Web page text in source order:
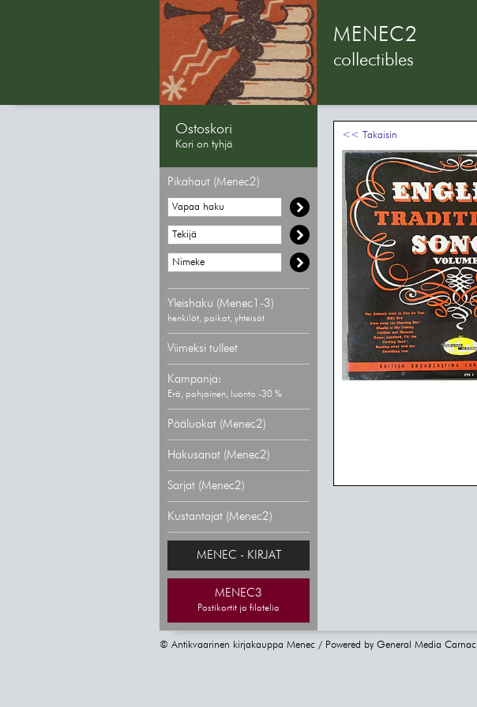
MENEC2
collectibles
Ostoskori
Kori on tyhjä
Pikahaut (Menec2)
Yleishaku (Menec1-3)
henkilöt, paikat, yhteisöt
Viimeksi tulleet
Kampanja:
Erä, pohjoinen, luonto -30 %
Pääluokat (Menec2)
Hakusanat (Menec2)
Sarjat (Menec2)
Kustantajat (Menec2)
MENEC - KIRJAT
MENEC3
Postikortit ja filatelia
<< Takaisin
© Antikvaarinen kirjakauppa Menec / Powered by General Media Carnac